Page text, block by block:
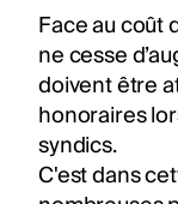
Face au coût
ne cesse
doivent être
honoraires
syndics.
C'est dans